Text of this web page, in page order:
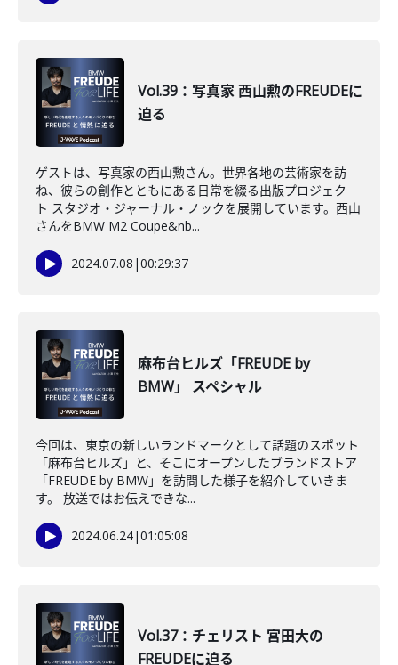
Vol.39：写真家 西山勲のFREUDEに
迫る
ゲストは、写真家の西山勲さん。世界各地の芸術家を訪
ね、彼らの創作とともにある日常を綴る出版プロジェク
ト スタジオ・ジャーナル・ノックを展開しています。西山
さんをBMW M2 Coupe&nb...
2024.07.08 |00:29:37
麻布台ヒルズ「FREUDE by
BMW」 スペシャル
今回は、東京の新しいランドマークとして話題のスポット
「麻布台ヒルズ」と、そこにオープンしたブランドストア
「FREUDE by BMW」を訪問した様子を紹介していきま
す。 放送ではお伝えできな...
2024.06.24|01:05:08
Vol.37：チェリスト 宮田大の
FREUDEに迫る